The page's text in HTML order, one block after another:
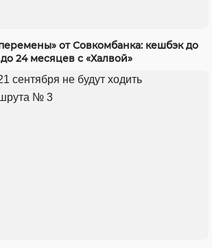
от Совкомбанка: кешбэк до
24 месяцев с «Халвой»